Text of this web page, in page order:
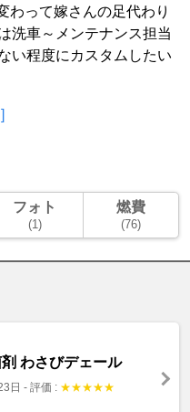
わって嫁さんの足代わり
洗車～メンテナンス担当
い程度にカスタムしたい
フォト
(1)
燃費
(76)
わさびデェール
日 - 評価 : ★★★★★